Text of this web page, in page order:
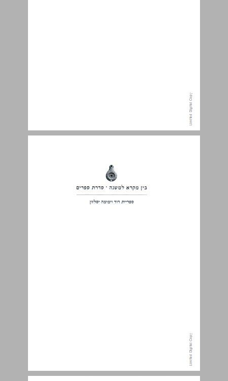
מבוא לחיי יוסף ... 3
חיי יוסף - ספר שגרעינו משנות השישים ... 4